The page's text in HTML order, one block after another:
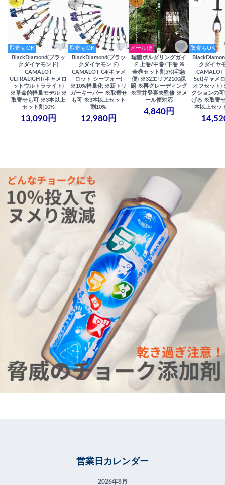
取寄もOK
BlackDiamond(ブラッ
クダイヤモンド)
CAMALOT
ULTRALIGHT(キャメロ
ットウルトラライト)
※革命的軽量モデル ※
取寄せも可 ※3本以上
セット割10%
13,090円
取寄もOK
BlackDiamond(ブラッ
クダイヤモンド)
CAMALOT C4(キャメ
ロット シーフォー)
※10%軽量化 ※新トリ
ガーキーパー ※取寄せ
も可 ※3本以上セット
割10%
12,980円
メール便
瑞牆ボルダリングガイ
ド 上巻/中巻/下巻 ※
全巻セット割5%(宅急
便) ※32エリア2100課
題 ※再グレーディング
※室井登喜夫監修 ※メ
ール便対応
4,840円
取寄もOK
クダイヤ
Set(キャメ
オフセット)
クションの
げる ※取寄
本以上セッ
営業日カレンダー
2026年8月